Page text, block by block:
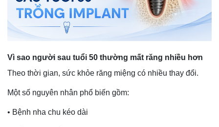
Vì sao người sau tuổi 50 thường mất răng nhiều hơn
Theo thời gian, sức khỏe răng miệng có nhiều thay đổi.
Một số nguyên nhân phổ biến gồm:
• Bệnh nha chu kéo dài